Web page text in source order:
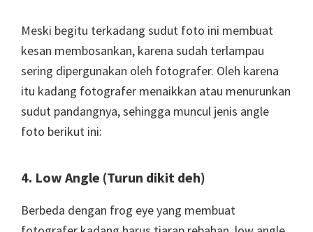
Meski begitu terkadang sudut foto ini membuat
kesan membosankan, karena sudah terlampau
sering dipergunakan oleh fotografer. Oleh karena
itu kadang fotografer menaikkan atau menurunkan
sudut pandangnya, sehingga muncul jenis angle
foto berikut ini:
4. Low Angle (Turun dikit deh)
Berbeda dengan frog eye yang membuat